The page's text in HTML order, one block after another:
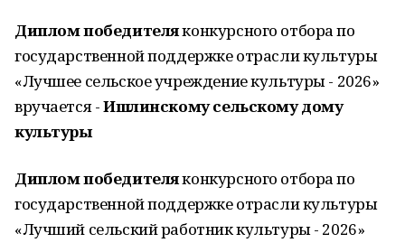
Диплом победителяконкурсного отбора по
государственной поддержке отрасли культуры
«Лучшее сельское учреждение культуры - 2026»
вручается -Ишлинскому сельскому дому
культуры
Диплом победителяконкурсного отбора по
государственной поддержке отрасли культуры
«Лучший сельский работник культуры - 2026»